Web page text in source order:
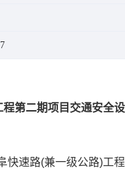
第二期项目交通安全
快速路(兼一级公路)工